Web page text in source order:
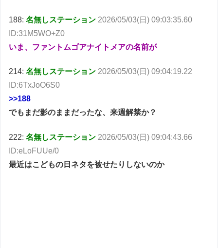
188:名無しステーション 2026/05/03(日) 09:03:35.60
ID:31M5WO+Z0
いま、ファントムゴアナイトメアの名前が
214:名無しステーション 2026/05/03(日) 09:04:19.22
ID:6TxJoO6S0
>>188
でもまだ影のままだったな、来週解禁か？
222:名無しステーション 2026/05/03(日) 09:04:43.66
ID:eLoFUUe/0
最近はこどもの日ネタを被せたりしないのか